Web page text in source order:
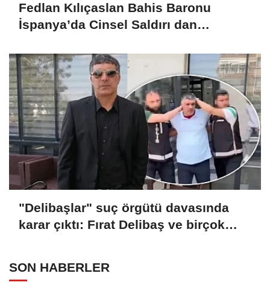
Fedlan Kılıçaslan Bahis Baronu
İspanya’da Cinsel Saldırı dan
"Delibaşlar" suç örgütü davasında
karar çıktı: Fırat Delibaş ve birçok
SON HABERLER